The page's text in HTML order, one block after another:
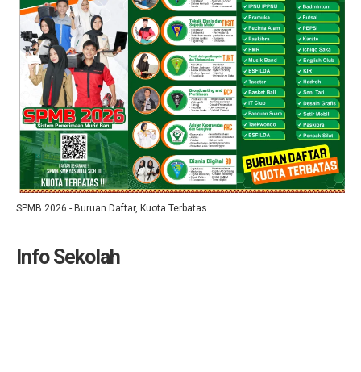
SPMB 2026 - Buruan Daftar, Kuota Terbatas
Info Sekolah